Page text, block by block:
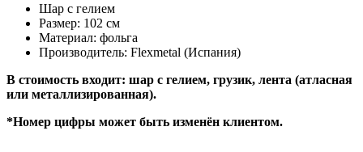
Шар с гелием
Размер: 102 см
Материал: фольга
Производитель: Flexmetal (Испания)
В стоимость входит: шар с гелием, грузик, лента (атласная
или металлизированная).
*Номер цифры может быть изменён клиентом.